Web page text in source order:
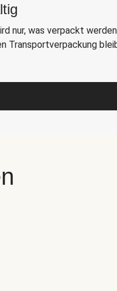
nur, was verpackt
Transportverpackung